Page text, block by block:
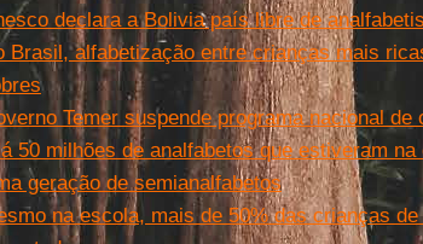
declara a Bolivia país libre de
Brasil, alfabetização entre crianças mais
Temer suspende programa nacional de
50 milhões de analfabetos que estiveram na
geração de semianalfabetos
na escola, mais de 50% das crianças